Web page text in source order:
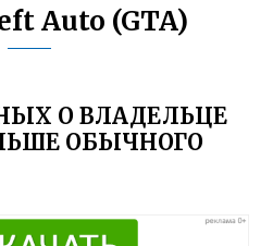
Auto (GTA)
О ВЛАДЕЛЬЦЕ
ОБЫЧНОГО